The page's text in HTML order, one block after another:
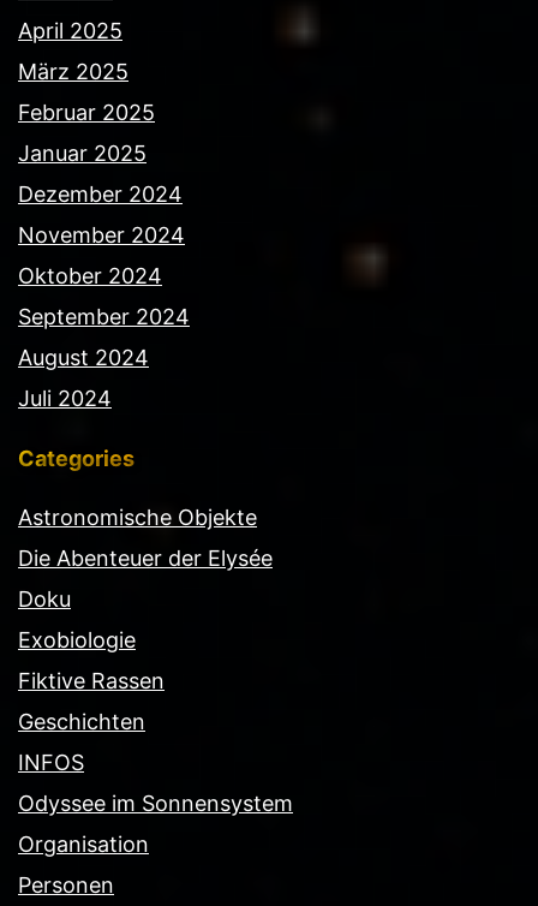
April 2025
März 2025
Februar 2025
Januar 2025
Dezember 2024
November 2024
Oktober 2024
September 2024
August 2024
Juli 2024
Categories
Astronomische Objekte
Die Abenteuer der Elysée
Doku
Exobiologie
Fiktive Rassen
Geschichten
INFOS
Odyssee im Sonnensystem
Organisation
Personen